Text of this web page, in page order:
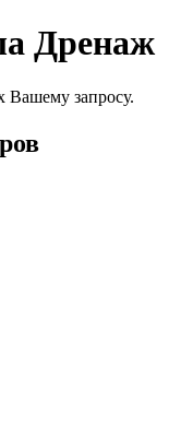
Дренаж
Вашему запросу.